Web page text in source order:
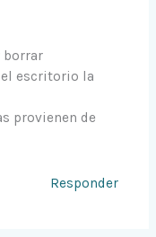
borrar
escritorio la
provienen de
Responder